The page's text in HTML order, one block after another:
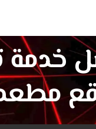
خدمة